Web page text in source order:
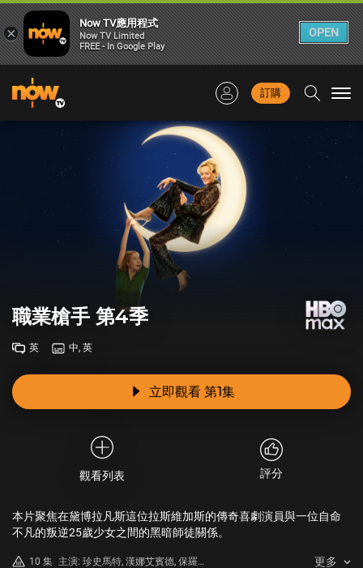
訂購
職業槍手 第4季
英 中, 英
立即觀看 第1集
觀看列表 評分
本片聚焦在黛博拉凡斯這位拉斯維加斯的傳奇喜劇演員與一位自命
不凡的叛逆25歲少女之間的黑暗師徒關係。
10 集 主演: 珍史馬特, 漢娜艾賓德, 保羅W
更多
×
Now TV應用程式
Now TV Limited
FREE - In Google Play
OPEN